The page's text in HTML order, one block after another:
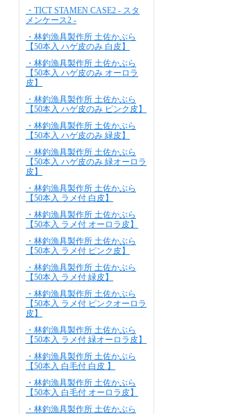
・TICT STAMEN CASE2 - スタ
メンケース2 -
・林釣漁具製作所 土佐かぶら
【50本入 ハゲ皮のみ 白皮】
・林釣漁具製作所 土佐かぶら
【50本入 ハゲ皮のみ オーロラ
皮】
・林釣漁具製作所 土佐かぶら
【50本入 ハゲ皮のみ ピンク皮】
・林釣漁具製作所 土佐かぶら
【50本入 ハゲ皮のみ 緑皮】
・林釣漁具製作所 土佐かぶら
【50本入 ハゲ皮のみ 緑オーロラ
皮】
・林釣漁具製作所 土佐かぶら
【50本入 ラメ付 白皮】
・林釣漁具製作所 土佐かぶら
【50本入 ラメ付 オーロラ皮】
・林釣漁具製作所 土佐かぶら
【50本入 ラメ付 ピンク皮】
・林釣漁具製作所 土佐かぶら
【50本入 ラメ付 緑皮】
・林釣漁具製作所 土佐かぶら
【50本入 ラメ付 ピンクオーロラ
皮】
・林釣漁具製作所 土佐かぶら
【50本入 ラメ付 緑オーロラ皮】
・林釣漁具製作所 土佐かぶら
【50本入 白毛付 白皮 】
・林釣漁具製作所 土佐かぶら
【50本入 白毛付 オーロラ皮】
・林釣漁具製作所 土佐かぶら